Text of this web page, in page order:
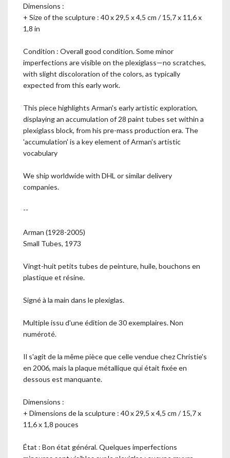
Dimensions :
+ Size of the sculpture : 40 x 29,5 x 4,5 cm / 15,7 x 11,6 x
1,8 in
Condition : Overall good condition. Some minor
imperfections are visible on the plexiglass—no scratches,
with slight discoloration of the colors, as typically
expected from this early work.
This piece highlights Arman's early artistic exploration,
displaying an accumulation of 28 paint tubes set within a
plexiglass block, from his pre-mass production era. The
'accumulation' is a key element of Arman's artistic
vocabulary
We ship worldwide with DHL or similar delivery
companies.
--
Arman (1928-2005)
Small Tubes, 1973
Vingt-huit petits tubes de peinture, huile, bouchons en
plastique et résine.
Signé à la main dans le plexiglas.
Multiple issu d'une édition de 30 exemplaires. Non
numéroté.
Il s'agit de la même pièce que celle vendue chez Christie's
en 2006, mais la plaque métallique qui était fixée en
dessous est manquante.
Dimensions :
+ Dimensions de la sculpture : 40 x 29,5 x 4,5 cm / 15,7 x
11,6 x 1,8 pouces
État : Bon état général. Quelques imperfections